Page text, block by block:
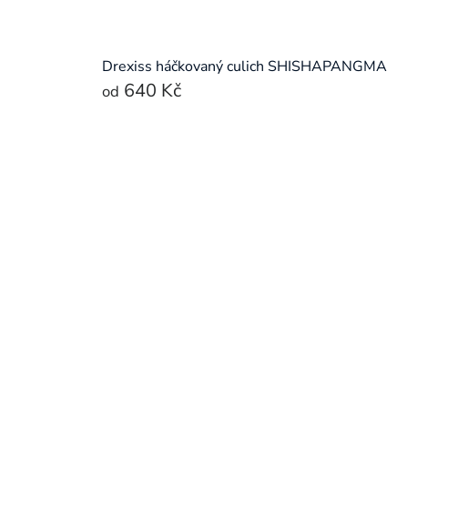
Drexiss háčkovaný culich SHISHAPANGMA
od 640 Kč